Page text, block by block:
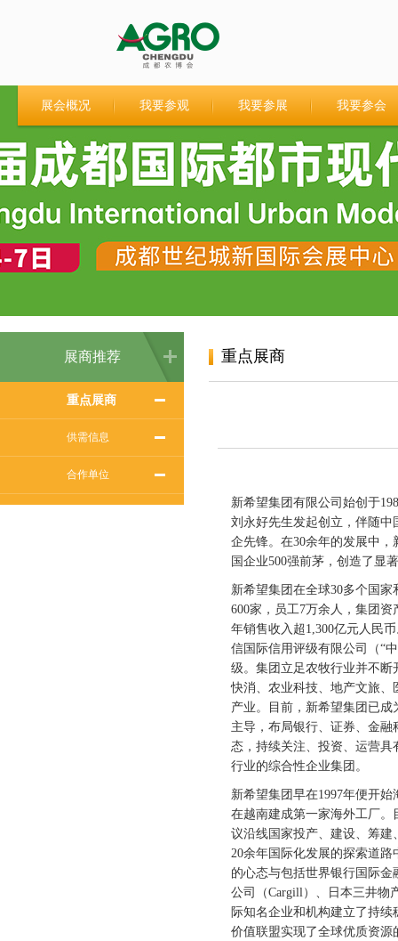
展会概况 我要参观 我要参展 我要参会
展商推荐
重点展商
供需信息
合作单位
重点展商
新希望集团有限公司始创于
刘永好先生发起创立，伴随
企先锋。在30余年的发展中
国企业500强前茅，创造了显
新希望集团在全球30多个国
600家，员工7万余人，集团
年销售收入超1,300亿元人民
信国际信用评级有限公司（“
级。集团立足农牧行业并不
快消、农业科技、地产文旅
产业。目前，新希望集团已
主导，布局银行、证券、金
态，持续关注、投资、运营
行业的综合性企业集团。
新希望集团早在1997年便开
在越南建成第一家海外工厂。
议沿线国家投产、建设、筹建
20余年国际化发展的探索道
的心态与包括世界银行国际
公司（Cargill）、日本三井物
际知名企业和机构建立了持
价值联盟实现了全球优质资源